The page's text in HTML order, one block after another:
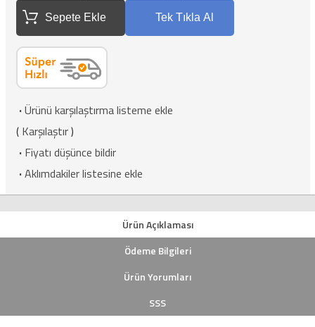
Sepete Ekle Tek Tıkla Al
·Ürünü karşılaştırma listeme ekle
( Karşılaştır)
· Fiyatı düşünce bildir
·Aklımdakiler listesine ekle
Ürün Açıklaması
Ödeme Bilgileri
Ürün Yorumları
SSS